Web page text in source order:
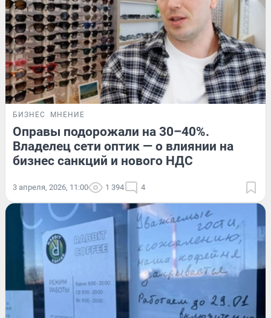
БИЗНЕС МНЕНИЕ
Оправы подорожали на 30–40%.
Владелец сети оптик — о влиянии на
бизнес санкций и нового НДС
3 апреля, 2026, 11:00 1 394 4